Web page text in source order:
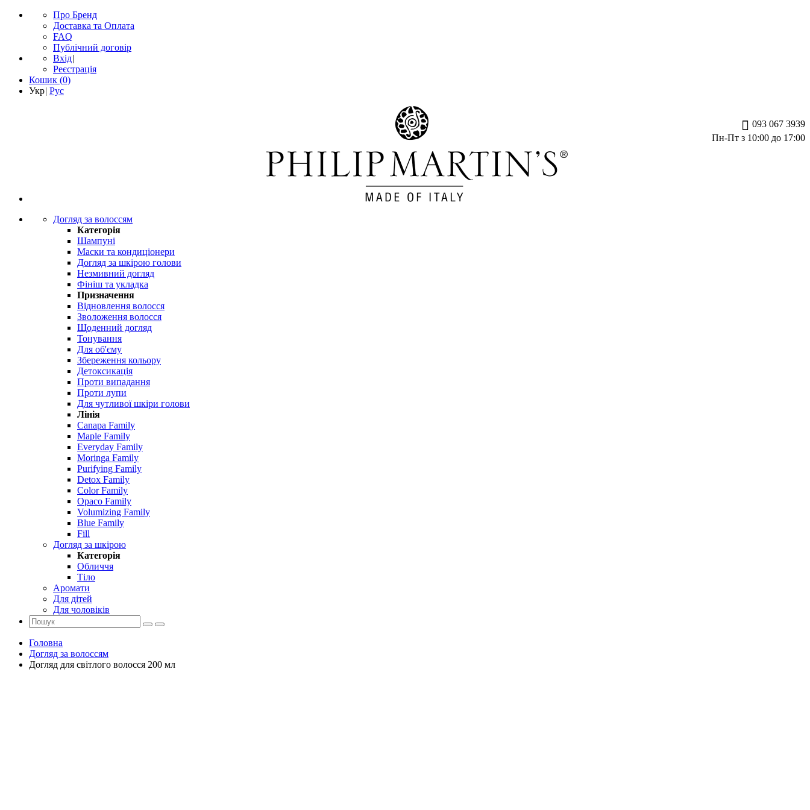
Про Бренд
Доставка та Оплата
FAQ
Публічний договір
Вхід|
Реєстрація
Кошик (0)
Укр| Рус
093 067 3939
Пн-Пт з 10:00 до 17:00
Догляд за волоссям
Категорія
Шампуні
Маски та кондиціонери
Догляд за шкірою голови
Незмивний догляд
Фініш та укладка
Призначення
Відновлення волосся
Зволоження волосся
Щоденний догляд
Тонування
Для об'єму
Збереження кольору
Детоксикація
Проти випадання
Проти лупи
Для чутливої ​​шкіри голови
Лінія
Canapa Family
Maple Family
Everyday Family
Moringa Family
Purifying Family
Detox Family
Color Family
Opaco Family
Volumizing Family
Blue Family
Fill
Догляд за шкірою
Категорія
Обличчя
Тіло
Аромати
Для дітей
Для чоловіків
Головна
Догляд за волоссям
Догляд для світлого волосся 200 мл